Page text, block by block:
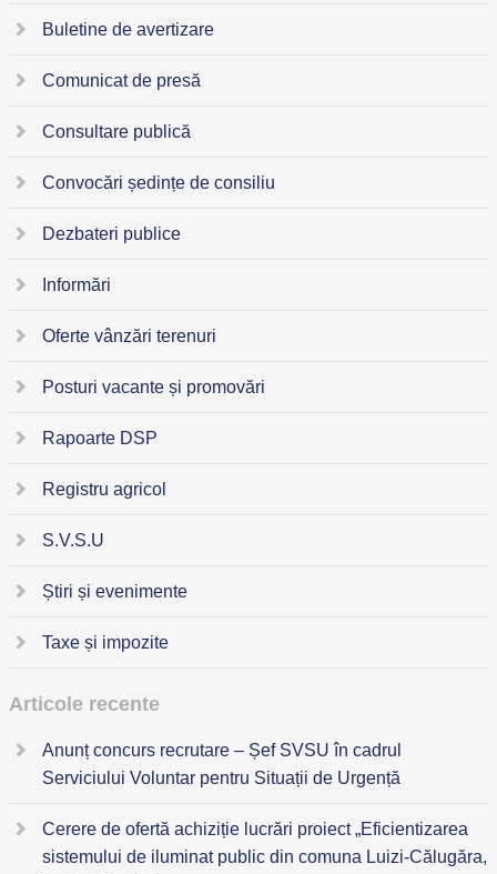
Buletine de avertizare
Comunicat de presă
Consultare publică
Convocări ședințe de consiliu
Dezbateri publice
Informări
Oferte vânzări terenuri
Posturi vacante și promovări
Rapoarte DSP
Registru agricol
S.V.S.U
Știri și evenimente
Taxe și impozite
Articole recente
Anunț concurs recrutare – Șef SVSU în cadrul
Serviciului Voluntar pentru Situații de Urgență
Cerere de ofertă achiziție lucrări proiect „Eficientizarea
sistemului de iluminat public din comuna Luizi-Călugăra,